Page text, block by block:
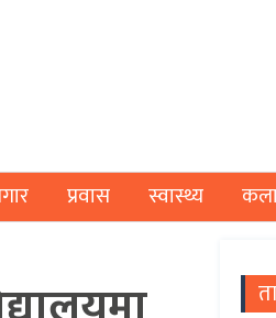
प्रवास स्वास्थ्य